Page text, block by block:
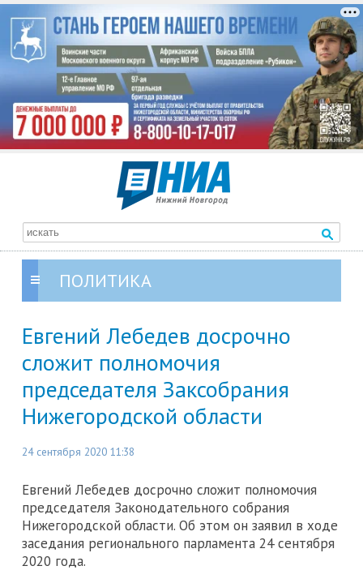
ПОЛИТИКА
Евгений Лебедев досрочно
сложит полномочия
председателя Заксобрания
Нижегородской области
24 сентября 2020 11:38
Евгений Лебедев досрочно сложит полномочия
председателя Законодательного собрания
Нижегородской области. Об этом он заявил в ходе
заседания регионального парламента 24 сентября
2020 года.